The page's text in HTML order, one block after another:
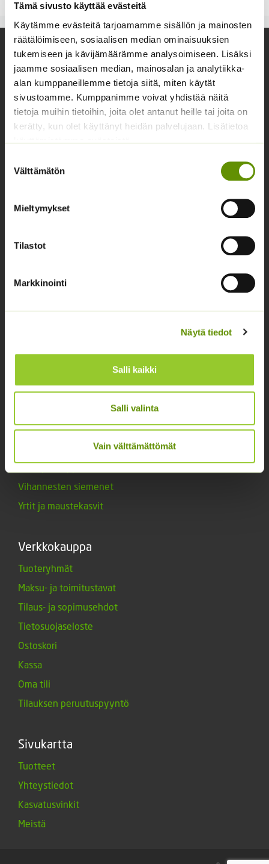
Tämä sivusto käyttää evästeitä
Käytämme evästeitä tarjoamamme sisällön ja mainosten
räätälöimiseen, sosiaalisen median ominaisuuksien
tukemiseen ja kävijämäärämme analysoimiseen. Lisäksi
jaamme sosiaalisen median, mainosalan ja analytiikka-
alan kumppaneillemme tietoja siitä, miten käytät
sivustoamme. Kumppanimme voivat yhdistää näitä
tietoja muihin tietoihin, joita olet antanut heille tai joita on
kerätty, kun olet käyttänyt heidän palvelujaan. Lisätietoa
käyttämistämme evästeistä
valinta
Välttämätön
Mieltymykset
Tilastot
Markkinointi
Näytä tiedot
Salli kaikki
Salli valinta
Vain välttämättömät
Yhteystiedot
Asiakaspalvelu avoinna arkisin klo 10-17
02 631 9700
info@siemenvesa.fi
Keskuskatu 40, Aito kaupan yhteydessä. 38700
Noutopiste avoinna sopimuksen mukaan ja arkisin 10-
Facebook
Instagram
Tuoteryhmät
Kukkien siemenet
Maanparannusaineet
Muut siemenet
Siemenperunat
Triumph-tulppaanit
Vihannesten siemenet
Yrtit ja maustekasvit
Verkkokauppa
Tuoteryhmät
Maksu- ja toimitustavat
Tilaus- ja sopimusehdot
Tietosuojaseloste
Ostoskori
Kassa
Oma tili
Tilauksen peruutuspyyntö
Sivukartta
Tuotteet
Yhteystiedot
Kasvatusvinkit
Meistä